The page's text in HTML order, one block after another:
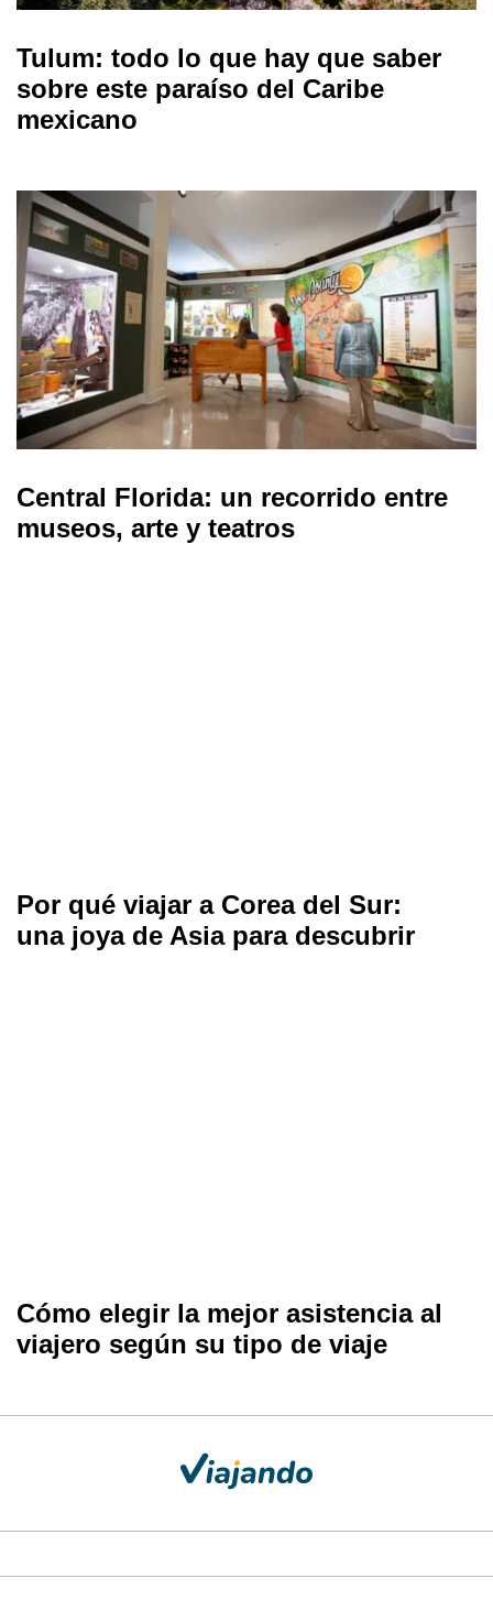
Tulum: todo lo que hay que saber
sobre este paraíso del Caribe
mexicano
Central Florida: un recorrido entre
museos, arte y teatros
Por qué viajar a Corea del Sur:
una joya de Asia para descubrir
Cómo elegir la mejor asistencia al
viajero según su tipo de viaje